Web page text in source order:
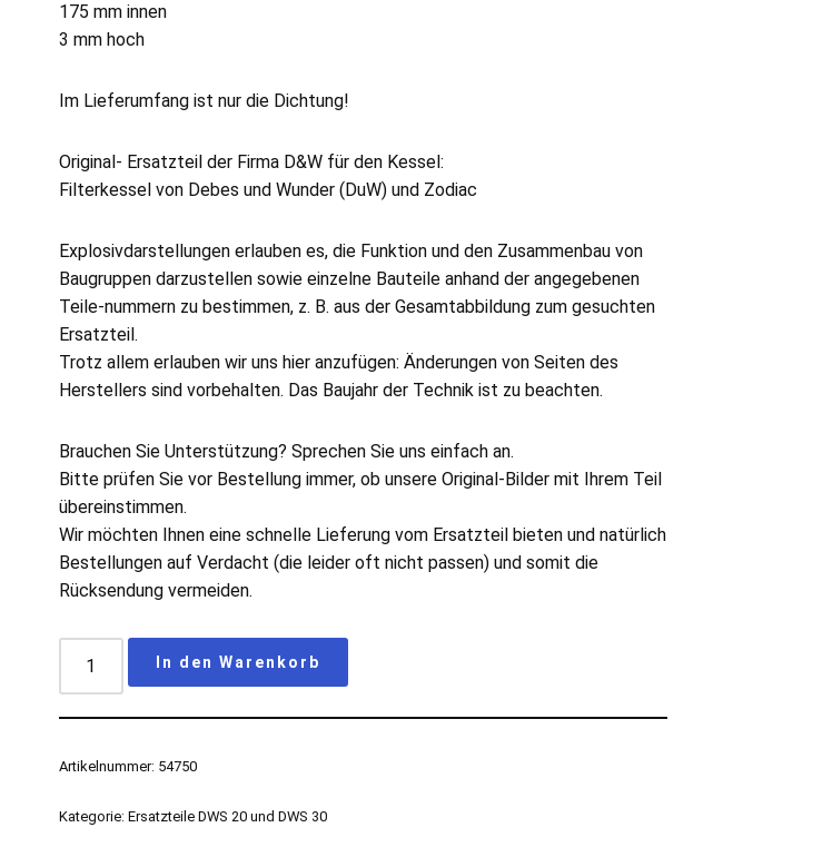
175 mm innen
3 mm hoch
Im Lieferumfang ist nur die Dichtung!
Original- Ersatzteil der Firma D&W für den Kessel:
Filterkessel von Debes und Wunder (DuW) und Zodiac
Explosivdarstellungen erlauben es, die Funktion und den Zusammenbau von
Baugruppen darzustellen sowie einzelne Bauteile anhand der angegebenen
Teile-nummern zu bestimmen, z. B. aus der Gesamtabbildung zum gesuchten
Ersatzteil.
Trotz allem erlauben wir uns hier anzufügen: Änderungen von Seiten des
Herstellers sind vorbehalten. Das Baujahr der Technik ist zu beachten.
Brauchen Sie Unterstützung? Sprechen Sie uns einfach an.
Bitte prüfen Sie vor Bestellung immer, ob unsere Original-Bilder mit Ihrem Teil
übereinstimmen.
Wir möchten Ihnen eine schnelle Lieferung vom Ersatzteil bieten und natürlich
Bestellungen auf Verdacht (die leider oft nicht passen) und somit die
Rücksendung vermeiden.
In den Warenkorb
Artikelnummer: 54750
Kategorie:Ersatzteile DWS 20 und DWS 30